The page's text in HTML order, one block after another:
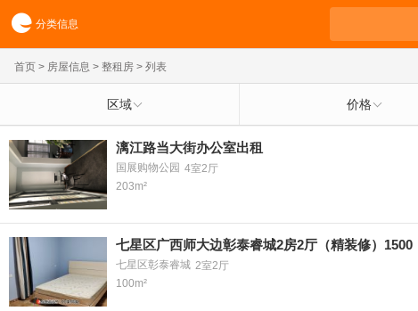
分类信息
首页 > 房屋信息 > 整租房 > 列表
区域 价格
漓江路当大街办公室出租
国展购物公园 4室2厅
203m²
七星区广西师大边彰泰睿城2房2厅（精装修）1500
七星区彰泰睿城 2室2厅
100m²